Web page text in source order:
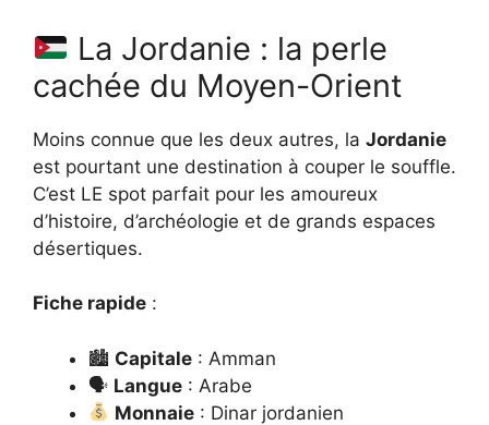
La Jordanie : la perle
cachée du Moyen-Orient
Moins connue que les deux autres, la Jordanie
est pourtant une destination à couper le souffle.
C’est LE spot parfait pour les amoureux
d’histoire, d’archéologie et de grands espaces
désertiques.
Fiche rapide :
🏙 Capitale : Amman
🗣 Langue : Arabe
Monnaie : Dinar jordanien